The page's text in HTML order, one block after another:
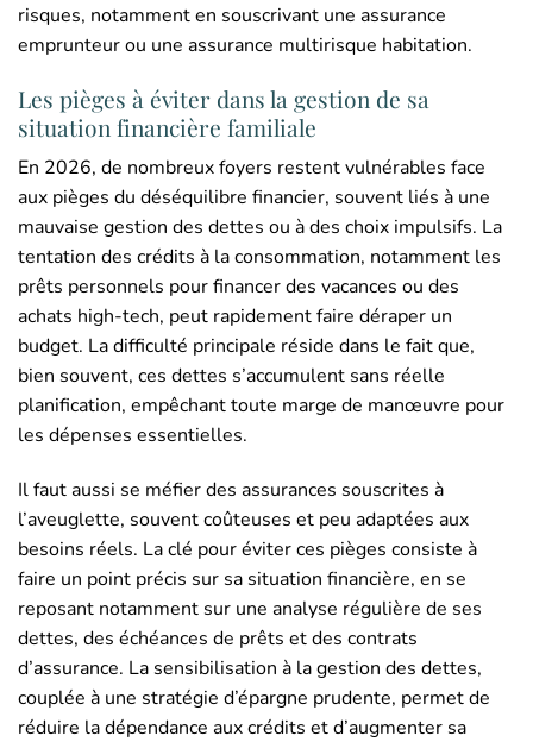
risques, notamment en souscrivant une assurance
emprunteur ou une assurance multirisque habitation.
Les pièges à éviter dans la gestion de sa
situation financière familiale
En 2026, de nombreux foyers restent vulnérables face
aux pièges du déséquilibre financier, souvent liés à une
mauvaise gestion des dettes ou à des choix impulsifs. La
tentation des crédits à la consommation, notamment les
prêts personnels pour financer des vacances ou des
achats high-tech, peut rapidement faire déraper un
budget. La difficulté principale réside dans le fait que,
bien souvent, ces dettes s’accumulent sans réelle
planification, empêchant toute marge de manœuvre pour
les dépenses essentielles.
Il faut aussi se méfier des assurances souscrites à
l’aveuglette, souvent coûteuses et peu adaptées aux
besoins réels. La clé pour éviter ces pièges consiste à
faire un point précis sur sa situation financière, en se
reposant notamment sur une analyse régulière de ses
dettes, des échéances de prêts et des contrats
d’assurance. La sensibilisation à la gestion des dettes,
couplée à une stratégie d’épargne prudente, permet de
réduire la dépendance aux crédits et d’augmenter sa